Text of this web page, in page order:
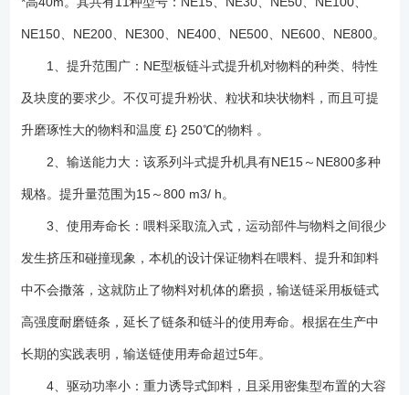
NE150、NE200、NE300、NE400、NE500、NE600、NE800。
1、提升范围广：NE型板链斗式提升机对物料的种类、特性
及块度的要求少。不仅可提升粉状、粒状和块状物料，而且可提
升磨琢性大的物料和温度 £} 250℃的物料 。
2、输送能力大：该系列斗式提升机具有NE15～NE800多种
规格。提升量范围为15～800 m3/ h。
3、使用寿命长：喂料采取流入式，运动部件与物料之间很少
发生挤压和碰撞现象，本机的设计保证物料在喂料、提升和卸料
中不会撒落，这就防止了物料对机体的磨损，输送链采用板链式
高强度耐磨链条，延长了链条和链斗的使用寿命。根据在生产中
长期的实践表明，输送链使用寿命超过5年。
4、驱动功率小：重力诱导式卸料，且采用密集型布置的大容